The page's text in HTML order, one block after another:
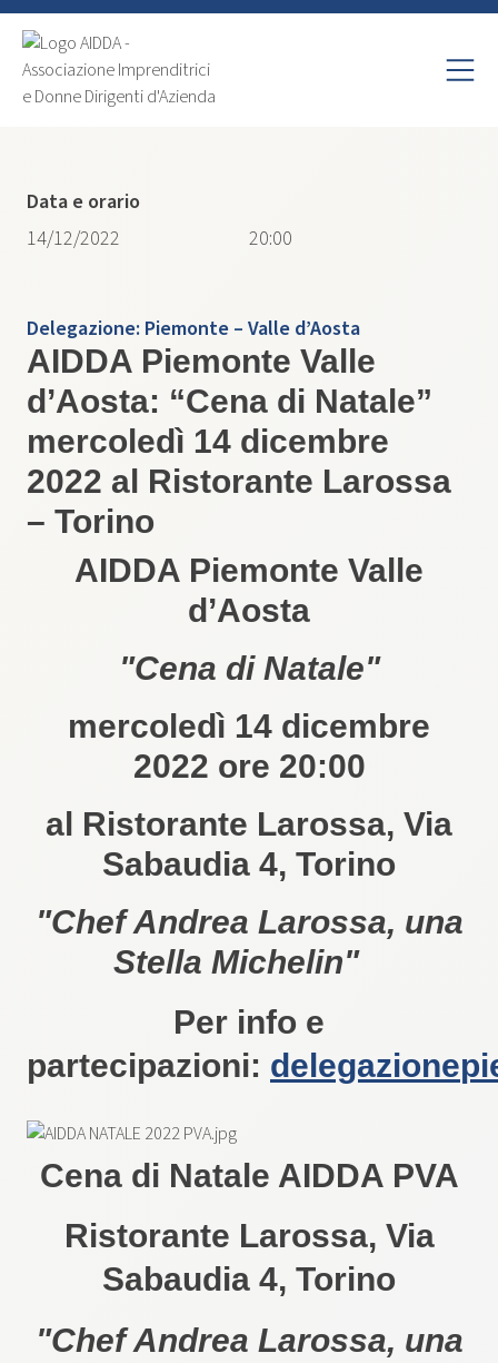
Delegazione: Piemonte – Valle d’Aosta
AIDDA Piemonte Valle
d’Aosta: “Cena di Natale”
mercoledì 14 dicembre
2022 al Ristorante Larossa
– Torino
AIDDA Piemonte Valle
d’Aosta
"Cena di Natale"
mercoledì 14 dicembre
2022 ore 20:00
al Ristorante Larossa, Via
Sabaudia 4, Torino
"Chef Andrea Larossa, una
Stella Michelin"
Per info e
partecipazioni: delegazione
Cena di Natale AIDDA PVA
Ristorante Larossa, Via
Sabaudia 4, Torino
"Chef Andrea Larossa, una
Data e orario
14/12/2022
20:00